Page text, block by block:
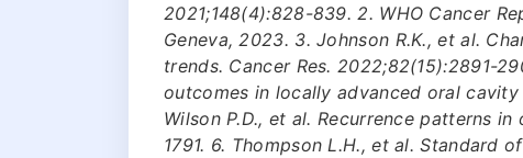
2021;148(4):828-839. 2. WHO Cancer
Geneva, 2023. 3. Johnson R.K., et al.
trends. Cancer Res. 2022;82(15):2891-
outcomes in locally advanced oral cavity
Wilson P.D., et al. Recurrence patterns
1791. 6. Thompson L.H., et al. Standard